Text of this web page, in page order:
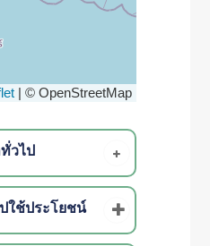
© OpenStreetMap
วไป
ใช้ประโยชน์